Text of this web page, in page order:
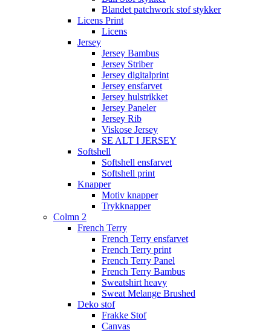
Blandet patchwork stof stykker
Licens Print
Licens
Jersey
Jersey Bambus
Jersey Striber
Jersey digitalprint
Jersey ensfarvet
Jersey hulstrikket
Jersey Paneler
Jersey Rib
Viskose Jersey
SE ALT I JERSEY
Softshell
Softshell ensfarvet
Softshell print
Knapper
Motiv knapper
Trykknapper
Colmn 2
French Terry
French Terry ensfarvet
French Terry print
French Terry Panel
French Terry Bambus
Sweatshirt heavy
Sweat Melange Brushed
Deko stof
Frakke Stof
Canvas